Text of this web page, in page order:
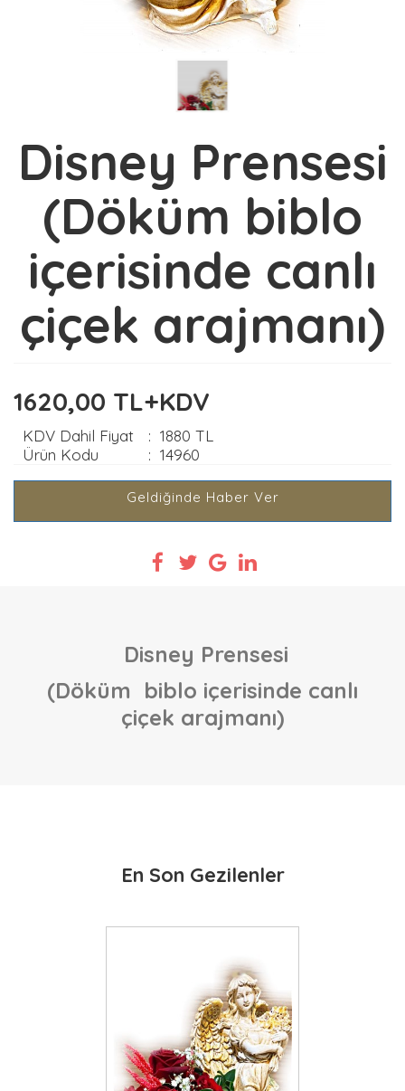
Disney Prensesi
(Döküm biblo
içerisinde canlı
çiçek arajmanı)
1620,00 TL+KDV
KDV Dahil Fiyat : 1880 TL
Ürün Kodu
: 14960
Geldiğinde Haber Ver
Disney Prensesi
(Döküm biblo içerisinde canlı
çiçek arajmanı)
En Son Gezilenler